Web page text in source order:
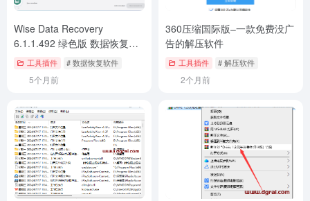
Wise Data Recovery
6.1.1.492 绿色版 数据恢复软
件下载地址与安装教程
工具插件 # 数据恢复软件
5个月前
360压缩国际版–一款免费没广
告的解压软件
工具插件 # 解压软件
2个月前